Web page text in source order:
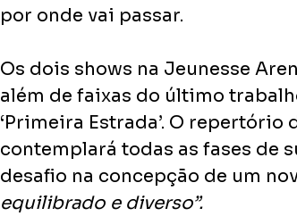
por onde vai passar.
Os dois shows na Jeunesse
além de faixas do último
‘Primeira Estrada’. O
contemplará todas as fases de
desafio na concepção de um
equilibrado e diverso”.